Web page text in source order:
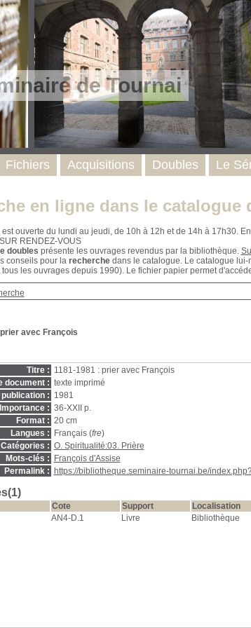
de Tournai
en ligne dans le catalogue
ouverte du lundi au jeudi, de 10h à 12h et de 14h à 17h30.
RENDEZ-VOUS
doubles présente les ouvrages revendus par la bibliothèque.
conseils pour la recherchedans le catalogue. Le catalogue lui-
les ouvrages depuis 1990). Le fichier papier permet
avec François
Titre : 1181-1981 : prier avec François
document : texte imprimé
: 1981
Importance : 36-XXII p.
Format : 20 cm
Langues :
Français (fre)
Catégories : O. Spiritualité:03. Prière
Mots-clés :
François d'Assise
Permalink :
https://bibliotheque.seminaire-tournai.be/
Cote Support Localisation
AN4-D.1 Livre Bibliothèque
Fichiers Acquisitions Doubles Le